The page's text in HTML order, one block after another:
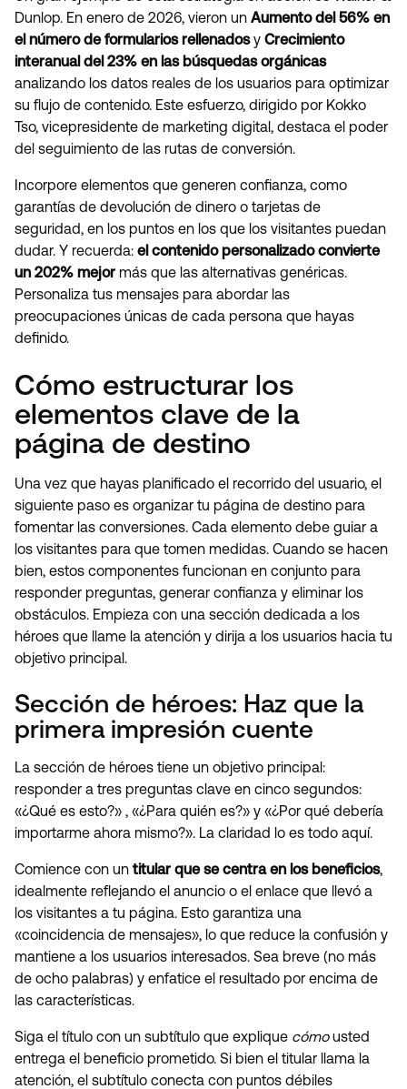
Dunlop. En enero de 2026, vieron un Aumento del 56% en
el número de formularios rellenadosy Crecimiento
interanual del 23% en las búsquedas orgánicas
analizando los datos reales de los usuarios para optimizar
su flujo de contenido. Este esfuerzo, dirigido por Kokko
Tso, vicepresidente de marketing digital, destaca el poder
del seguimiento de las rutas de conversión.
Incorpore elementos que generen confianza, como
garantías de devolución de dinero o tarjetas de
seguridad, en los puntos en los que los visitantes puedan
dudar. Y recuerda: el contenido personalizado convierte
un 202% mejor más que las alternativas genéricas.
Personaliza tus mensajes para abordar las
preocupaciones únicas de cada persona que hayas
definido.
Cómo estructurar los
elementos clave de la
página de destino
Una vez que hayas planificado el recorrido del usuario, el
siguiente paso es organizar tu página de destino para
fomentar las conversiones. Cada elemento debe guiar a
los visitantes para que tomen medidas. Cuando se hacen
bien, estos componentes funcionan en conjunto para
responder preguntas, generar confianza y eliminar los
obstáculos. Empieza con una sección dedicada a los
héroes que llame la atención y dirija a los usuarios hacia tu
objetivo principal.
Sección de héroes: Haz que la
primera impresión cuente
La sección de héroes tiene un objetivo principal:
responder a tres preguntas clave en cinco segundos:
«¿Qué es esto?» , «¿Para quién es?» y «¿Por qué debería
importarme ahora mismo?». La claridad lo es todo aquí.
Comience con un titular que se centra en los beneficios,
idealmente reflejando el anuncio o el enlace que llevó a
los visitantes a tu página. Esto garantiza una
«coincidencia de mensajes», lo que reduce la confusión y
mantiene a los usuarios interesados. Sea breve (no más
de ocho palabras) y enfatice el resultado por encima de
las características.
Siga el título con un subtítulo que explique cómousted
entrega el beneficio prometido. Si bien el titular llama la
atención, el subtítulo conecta con puntos débiles